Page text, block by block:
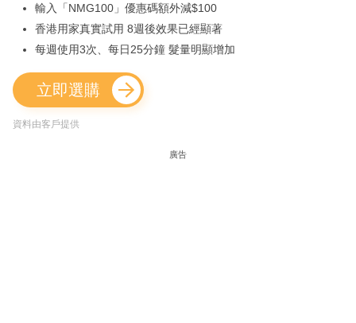
輸入「NMG100」優惠碼額外減$100
香港用家真實試用 8週後效果已經顯著
每週使用3次、每日25分鐘 髮量明顯增加
立即選購
資料由客戶提供
廣告